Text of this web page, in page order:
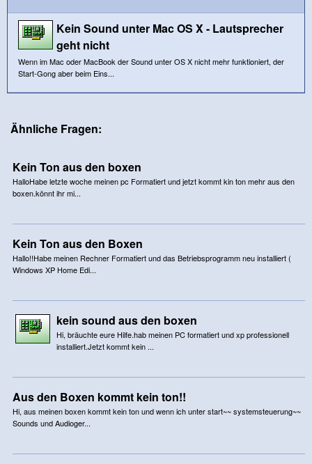
Kein Sound unter Mac OS X - Lautsprecher
geht nicht
Wenn im Mac oder MacBook der Sound unter OS X nicht mehr funktioniert, der
Start-Gong aber beim Eins...
Ähnliche Fragen:
Kein Ton aus den boxen
HalloHabe letzte woche meinen pc Formatiert und jetzt kommt kin ton mehr aus den
boxen.könnt ihr mi...
Kein Ton aus den Boxen
Hallo!!Habe meinen Rechner Formatiert und das Betriebsprogramm neu installiert (
Windows XP Home Edi...
kein sound aus den boxen
Hi, bräuchte eure Hilfe.hab meinen PC formatiert und xp professionell
installiert.Jetzt kommt kein ...
Aus den Boxen kommt kein ton!!
Hi, aus meinen boxen kommt kein ton und wenn ich unter start~~ systemsteuerung~~
Sounds und Audioger...